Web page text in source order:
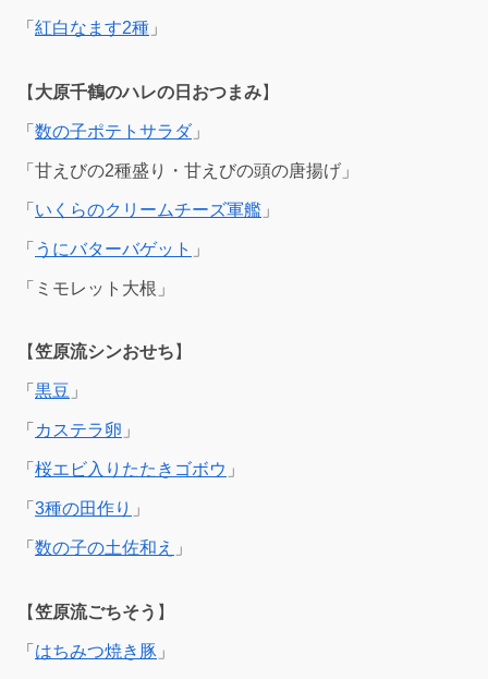
「 紅白なます2種 」
【 大原千鶴のハレの日おつまみ】
「 数の子ポテトサラダ」
「甘えびの2種盛り・甘えびの頭の唐揚げ」
「 いくらのクリームチーズ軍艦 」
「 うにバターバゲット 」
「ミモレット大根」
【笠原流シンおせち 】
「 黒豆 」
「 カステラ卵 」
「 桜エビ入りたたきゴボウ 」
「 3種の田作り 」
「 数の子の土佐和え 」
【笠原流ごちそう 】
「 はちみつ焼き豚 」